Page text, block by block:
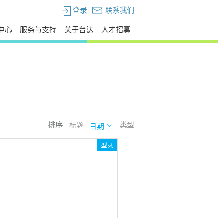
登录 联系我们
心 服务与支持 关于台达 人才招募
类型
日期
标题
排序
型录